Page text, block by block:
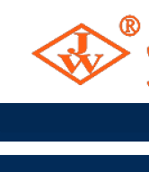
obsah